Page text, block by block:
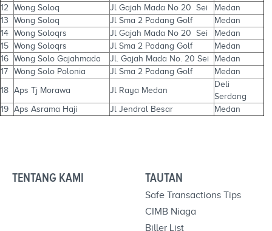
12 Wong Soloq Jl Gajah Mada No 20 Sei
Medan
13
Wong Soloq Jl Sma 2 Padang Golf
Medan
14 Wong Soloqrs Jl Gajah Mada No 20 Sei
Medan
15 Wong Soloqrs Jl Sma 2 Padang Golf
Medan
16 Wong Solo Gajahmada Jl. Gajah Mada No. 20 Sei
Medan
17
Wong Solo Polonia Jl Sma 2 Padang Golf Medan
18 Aps Tj Morawa Jl Raya Medan
Deli
Serdang
19 Aps Asrama Haji Jl Jendral Besar Medan
TENTANG KAMI TAUTAN
Safe Transactions Tips
CIMB Niaga
Biller List